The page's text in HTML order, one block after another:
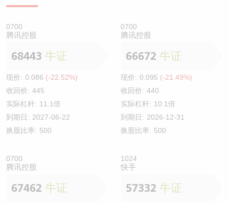
0700
腾讯控股
68443 牛证
现价: 0.086 (-22.52%)
收回价: 445
实际杠杆: 11.1倍
到期日: 2027-06-22
换股比率: 500
0700
腾讯控股
66672 牛证
现价: 0.095 (-21.49%)
收回价: 440
实际杠杆: 10.1倍
到期日: 2026-12-31
换股比率: 500
0700
腾讯控股
67462 牛证
1024
快手
57332 牛证